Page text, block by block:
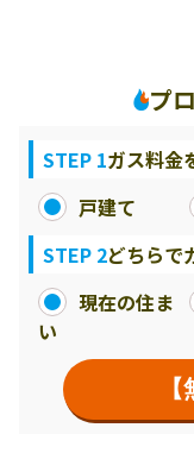
プ
STEP 1ガス料金
戸建て
STEP 2どちらで
現在の住ま
い